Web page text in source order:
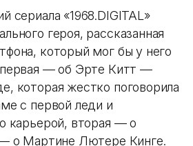
сериала «1968.DIGITAL»
героя, рассказанная
который мог бы у него
— об Эрте Китт —
которая жестко поговорила
с первой леди и
карьерой, вторая — о
— о Мартине Лютере Кинге.